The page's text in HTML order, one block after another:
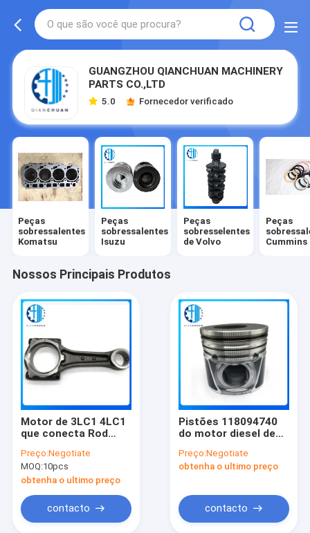
GUANGZHOU QIANCHUAN MACHINERY
PARTS CO.,LTD
5.0 Fornecedor verificado
Peças
sobressalentes
Komatsu
Peças
sobressalentes
Isuzu
Peças
sobresselentes
de Volvo
Peças
Cummins
Nossos Principais Produtos
Motor de 3LC1 4LC1
que conecta Rod
Crankshaft
Connecting Rod
Preço:Negotiate
MOQ:10pcs
obtenha o ultimo preço
contacto
Pistões 118094740
do motor diesel de
F4CE9454 Iveco
Preço:Negotiate
obtenha o ultimo preço
contacto